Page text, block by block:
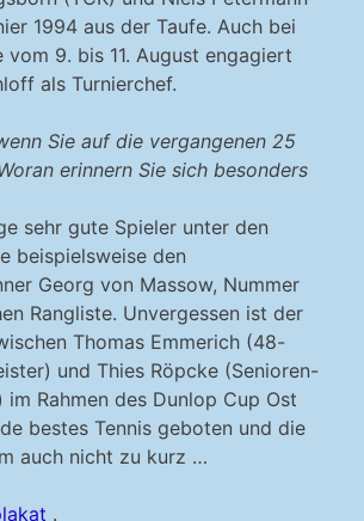
1994 aus der Taufe. Auch bei
vom 9. bis 11. August engagiert
als Turnierchef.
Sie auf die vergangenen 25
erinnern Sie sich besonders
sehr gute Spieler unter den
beispielsweise den
Georg von Massow, Nummer
Rangliste. Unvergessen ist der
Thomas Emmerich (48-
und Thies Röpcke (Senioren-
im Rahmen des Dunlop Cup Ost
bestes Tennis geboten und die
auch nicht zu kurz …
.